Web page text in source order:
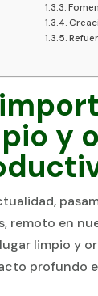
y
remoto en
limpio y
profundo